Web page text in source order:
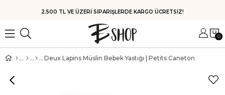
HIZLI KARGO
0
Deux Lapins Müslin Bebek Yastığı | Petits Caneton